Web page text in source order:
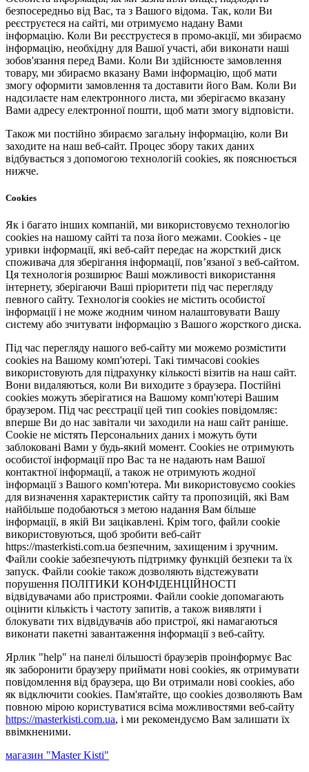
безпосередньо від Вас, та з Вашого відома. Так, коли Ви
реєструєтеся на сайті, ми отримуємо надану Вами
інформацію. Коли Ви реєструєтеся в промо-акції, ми збираємо
інформацію, необхідну для Вашої участі, аби виконати наші
зобов'язання перед Вами. Коли Ви здійснюєте замовлення
товару, ми збираємо вказану Вами інформацію, щоб мати
змогу оформити замовлення та доставити його Вам. Коли Ви
надсилаєте нам електронного листа, ми зберігаємо вказану
Вами адресу електронної пошти, щоб мати змогу відповісти.
Також ми постійно збираємо загальну інформацію, коли Ви
заходите на наш веб-сайт. Процес збору таких даних
відбувається з допомогою технологій cookies, як пояснюється
нижче.
Cookies
Як і багато інших компаній, ми використовуємо технологію
cookies на нашому сайті та поза його межами. Cookies - це
уривки інформації, які веб-сайт передає на жорсткий диск
споживача для зберігання інформації, пов’язаної з веб-сайтом.
Ця технологія розширює Ваші можливості використання
інтернету, зберігаючи Ваші пріоритети під час перегляду
певного сайту. Технологія cookies не містить особистої
інформації і не може жодним чином налаштовувати Вашу
систему або зчитувати інформацію з Вашого жорсткого диска.
Під час перегляду нашого веб-сайту ми можемо розмістити
cookies на Вашому комп'ютері. Такі тимчасові cookies
використовують для підрахунку кількості візитів на наш сайт.
Вони видаляються, коли Ви виходите з браузера. Постійні
cookies можуть зберігатися на Вашому комп'ютері Вашим
браузером. Під час реєстрації цей тип cookies повідомляє:
вперше Ви до нас завітали чи заходили на наш сайт раніше.
Cookie не містять Персональних даних і можуть бути
заблоковані Вами у будь-який момент. Сookies не отримують
особистої інформації про Вас та не надають нам Вашої
контактної інформації, а також не отримують жодної
інформації з Вашого комп'ютера. Ми використовуємо cookies
для визначення характеристик сайту та пропозицій, які Вам
найбільше подобаються з метою надання Вам більше
інформації, в якій Ви зацікавлені. Крім того, файли cookie
використовуються, щоб зробити веб-сайт
https://masterkisti.com.ua безпечним, захищеним і зручним.
Файли cookie забезпечують підтримку функцій безпеки та їх
запуск. Файли cookie також дозволяють відстежувати
порушення ПОЛІТИКИ КОНФІДЕНЦІЙНОСТІ
відвідувачами або пристроями. Файли cookie допомагають
оцінити кількість і частоту запитів, а також виявляти і
блокувати тих відвідувачів або пристрої, які намагаються
виконати пакетні завантаження інформації з веб-сайту.
Ярлик "help" на панелі більшості браузерів проінформує Вас
як заборонити браузеру приймати нові cookies, як отримувати
повідомлення від браузера, що Ви отримали нові cookies, або
як відключити cookies. Пам'ятайте, що cookies дозволяють Вам
повною мірою користуватися всіма можливостями веб-сайту
https://masterkisti.com.ua, і ми рекомендуємо Вам залишати їх
ввімкненими.
магазин "Master Kisti"